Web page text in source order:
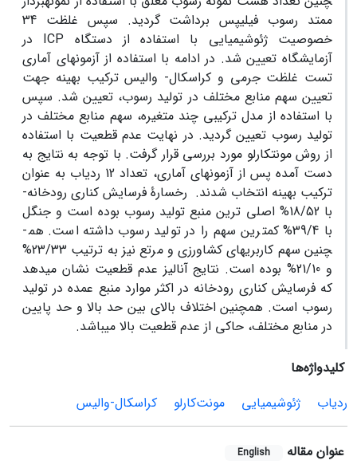
ممتد رسوب فیلیپس برداشت گردید. سپس غلظت 34
خصوصیت ژئوشیمیایی با استفاده از دستگاه ICP در
آزمایشگاه تعیین شد. در ادامه با استفاده از آزمون­های آماری
تست غلظت جرمی و کراسکال- والیس ترکیب بهینه جهت
تعیین سهم منابع مختلف در تولید رسوب، تعیین شد. سپس
با استفاده از مدل ترکیبی چند متغیره، سهم منابع مختلف در
تولید رسوب تعیین گردید. در نهایت عدم قطعیت با استفاده
از روش مونت­کارلو مورد بررسی قرار گرفت. با توجه به نتایج به
دست آمده پس از آزمون­های آماری، تعداد 12 ردیاب به عنوان
ترکیب بهینه انتخاب شدند. رخسارۀ فرسایش کناری رودخانه­
با 18/52­% اصلی ترین منبع تولید رسوب بوده است و جنگل
با 39/4­% کم­ترین سهم را در تولید رسوب داشته است. هم­
چنین سهم کاربری­های کشاورزی و مرتع نیز به ترتیب 23/33%
و 21/10% بوده است. نتایج آنالیز عدم قطعیت نشان می­دهد
که فرسایش کناری رودخانه در اکثر موارد منبع عمده در تولید
رسوب است. هم­چنین اختلاف بالای بین حد بالا و حد پایین
در منابع مختلف، حاکی از عدم قطعیت بالا می­باشد.
کلیدواژه‌ها
ردیاب
ژئوشیمیایی مونت‌کارلو کراسکال-والیس
عنوان مقاله English